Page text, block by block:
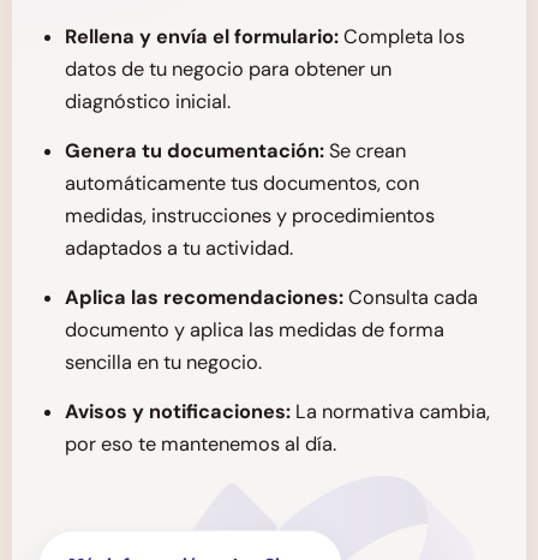
Rellena y envía el formulario:Completa los
datos de tu negocio para obtener un
diagnóstico inicial.
Genera tu documentación:Se crean
automáticamente tus documentos, con
medidas, instrucciones y procedimientos
adaptados a tu actividad.
Aplica las recomendaciones:Consulta cada
documento y aplica las medidas de forma
sencilla en tu negocio.
Avisos y notificaciones: La normativa cambia,
por eso te mantenemos al día.